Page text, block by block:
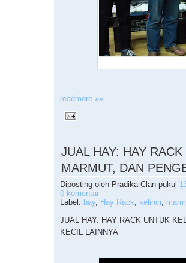
readmore »»
JUAL HAY: HAY
MARMUT, DAN
Diposting oleh Pradika Clan pukul
0 komentar
Label: hay, Hay Rack, kelinci,
JUAL HAY: HAY RACK UNTUK
KECIL LAINNYA